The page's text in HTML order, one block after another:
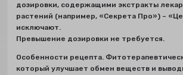
дозировки, содержащими экстракты
растений (например, «Секрета Про») –
исключают.
Превышение дозировки не требуется.
Особенности рецепта.
который улучшает обмен веществ и